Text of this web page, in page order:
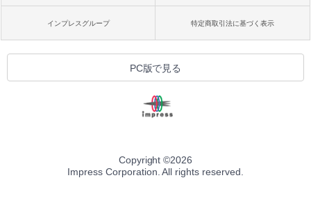
インプレスグループ 特定商取引法に基づく表示
PC版で見る
Copyright ©2026
Impress Corporation. All rights reserved.